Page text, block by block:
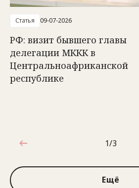
Статья 09-07-2026
РФ: визит бывшего главы
делегации МККК в
Центральноафриканской
республике
1 из 3
1/3
Ещё